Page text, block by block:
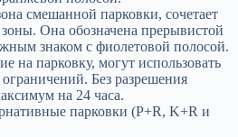
смешанной парковки, сочетает
Она обозначена прерывистой
знаком с фиолетовой полосой.
на парковку, могут использовать
Без разрешения
на 24 часа.
парковки (P+R, K+R и